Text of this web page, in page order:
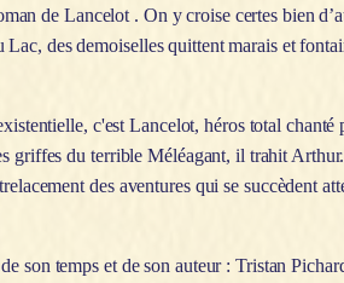
de Lancelot . On y croise certes bien
des demoiselles quittent marais et
c'est Lancelot, héros total chanté
du terrible Méléagant, il trahit
des aventures qui se succèdent
son temps et de son auteur : Tristan